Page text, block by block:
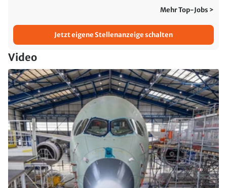
Mehr Top-Jobs >
Jetzt eigene Stellenanzeige schalten
Video